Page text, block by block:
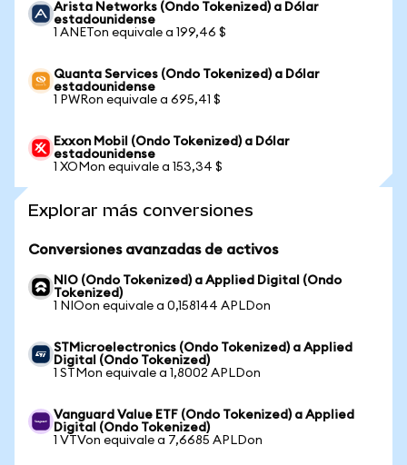
Arista Networks (Ondo Tokenized) a Dólar
estadounidense
1 ANETon equivale a 199,46 $
Quanta Services (Ondo Tokenized) a Dólar
estadounidense
1 PWRon equivale a 695,41 $
Exxon Mobil (Ondo Tokenized) a Dólar
estadounidense
1 XOMon equivale a 153,34 $
Explorar más conversiones
Conversiones avanzadas de activos
NIO (Ondo Tokenized) a Applied Digital (Ondo
Tokenized)
1 NIOon equivale a 0,158144 APLDon
STMicroelectronics (Ondo Tokenized) a Applied
Digital (Ondo Tokenized)
1 STMon equivale a 1,8002 APLDon
Vanguard Value ETF (Ondo Tokenized) a Applied
Digital (Ondo Tokenized)
1 VTVon equivale a 7,6685 APLDon